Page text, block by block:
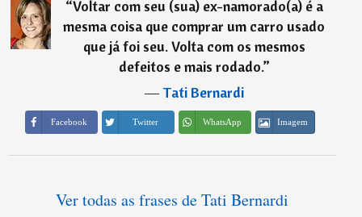
“Voltar com seu (sua) ex-namorado(a) é a
mesma coisa que comprar um carro usado
que já foi seu. Volta com os mesmos
defeitos e mais rodado.”
―Tati Bernardi
Facebook Twitter WhatsApp Imagem
Ver todas as frases de Tati Bernardi